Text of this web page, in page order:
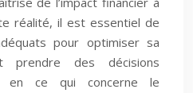
réalité, il est essentiel de
pour optimiser sa
prendre des décisions
en ce qui concerne le